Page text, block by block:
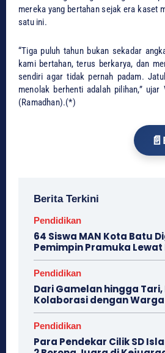
mereka yang bertahan sejak era kaset
satu ini.
“Tiga puluh tahun bukan sekadar
kami bertahan, terus berkarya, dan
sendiri agar tidak pernah padam.
menolak berhenti adalah pilihan,” ujar
(Ramadhan).(*)
Berita Terkini
Pendidikan
64 Siswa MAN Kota Batu
Pemimpin Pramuka Lewat
Pendidikan
Dari Gamelan hingga Tari,
Kolaborasi dengan
Pendidikan
Para Pendekar Cilik SD